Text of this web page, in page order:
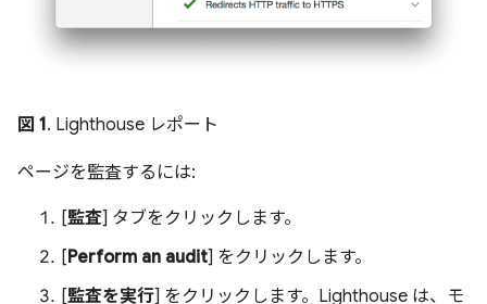
図 1. Lighthouse レポート
ページを監査するには:
[監査] タブをクリックします。
[Perform an audit] をクリックします。
[監査を実行] をクリックします。Lighthouse は、モ